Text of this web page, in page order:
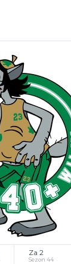
Za 2
Sezon 44